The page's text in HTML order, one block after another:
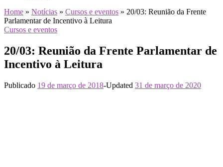
Home » Notícias » Cursos e eventos » 20/03: Reunião da Frente
Parlamentar de Incentivo à Leitura
Cursos e eventos
20/03: Reunião da Frente Parlamentar de
Incentivo à Leitura
Publicado 19 de março de 2018-Updated 31 de março de 2020